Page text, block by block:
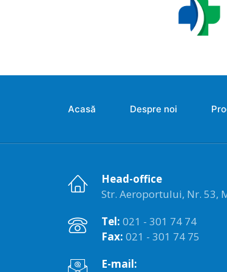
Acasă Despre noi
Head-office
Str. Aeroportului, Nr. 53,
Tel: 021 - 301 74 74
Fax: 021 - 301 74 75
E-mail: